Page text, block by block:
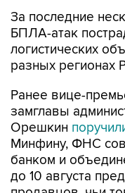
За последние
БПЛА-атак
логистических
разных регионах
Ранее вице-
замглавы
Орешкин
Минфину, ФНС
банком и
до 10 августа